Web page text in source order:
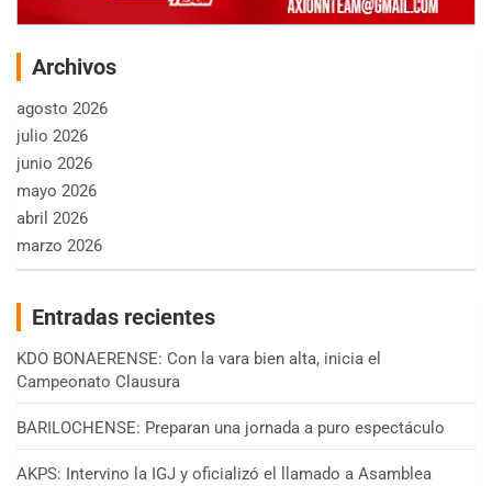
Archivos
agosto 2026
julio 2026
junio 2026
mayo 2026
abril 2026
marzo 2026
Entradas recientes
KDO BONAERENSE: Con la vara bien alta, inicia el
Campeonato Clausura
BARILOCHENSE: Preparan una jornada a puro espectáculo
AKPS: Intervino la IGJ y oficializó el llamado a Asamblea